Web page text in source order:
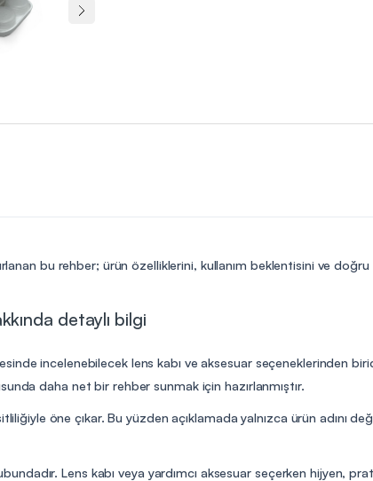
bu rehber; ürün özelliklerini, kullanım beklentisini ve
detaylı bilgi
incelenebilecek lens kabı ve aksesuar seçeneklerinden
daha net bir rehber sunmak için hazırlanmıştır.
öne çıkar. Bu yüzden açıklamada yalnızca ürün adını
Lens kabı veya yardımcı aksesuar seçerken hijyen,